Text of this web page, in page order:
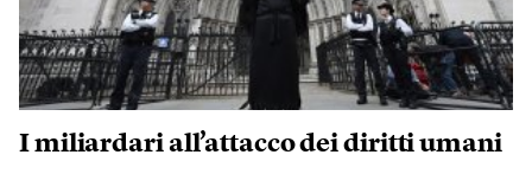
I miliardari all’attacco dei diritti umani